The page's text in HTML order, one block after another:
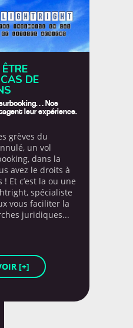
Le coin de Papa
voyageurs
No Comment
Nos bons plans
On a testé pour vous
Tests Produits
487

105

DE
Nos
leur expérience.
grèves du
un vol
dans la
avez le droits à
Et c’est la ou une
spécialiste
vous faciliter la
juridiques...
[+]